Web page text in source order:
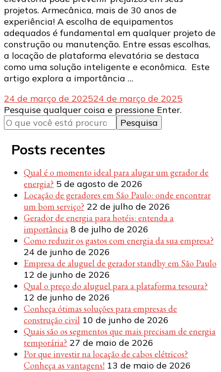
projetos. Armecânica, mais de 30 anos de
experiência! A escolha de equipamentos
adequados é fundamental em qualquer projeto de
construção ou manutenção. Entre essas escolhas,
a locação de plataforma elevatória se destaca
como uma solução inteligente e econômica. Este
artigo explora a importância …
24 de março de 202524 de março de 2025
Procurando
algo?
Pesquise qualquer coisa e pressione Enter.
Posts recentes
Qual é o momento ideal para alugar um gerador de
energia? 5 de agosto de 2026
Locação de geradores em São Paulo: onde encontrar
um bom serviço? 22 de julho de 2026
Gerador de energia para hotéis: entenda a
importância 8 de julho de 2026
Como reduzir os gastos com energia da sua empresa?
24 de junho de 2026
Empresa de aluguel de gerador standby em São Paulo
12 de junho de 2026
Qual o preço do aluguel para a plataforma tesoura?
12 de junho de 2026
Conheça ótimas soluções para empresas de
construção civil 10 de junho de 2026
Quais são os segmentos que mais precisam de energia
temporária? 27 de maio de 2026
Por que investir na locação de cabos elétricos?
Conheça as vantagens! 13 de maio de 2026